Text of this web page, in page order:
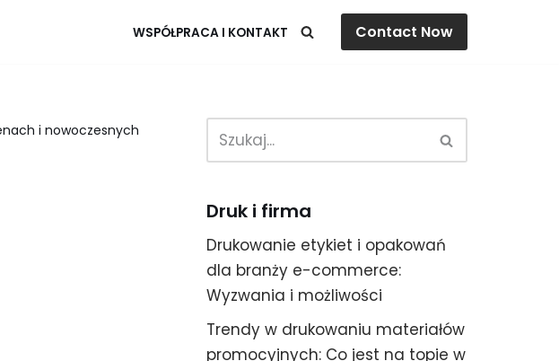
WSPÓŁPRACA I KONTAKT Contact Now
i nowoczesnych
Druk i firma
Drukowanie etykiet i opakowań
dla branży e-commerce:
Wyzwania i możliwości
Trendy w drukowaniu materiałów
promocyjnych: Co jest na topie w